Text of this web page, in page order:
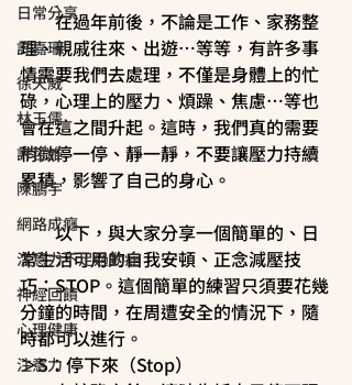
日常分享
許嘉珊
徐天威
林玉儒
許哲維
陳鵬宇
網路成癮
注意力不足過動症
神經回饋
心理健康
注意力
在過年前後，不論是工作、家務整
理、親戚往來、出遊…等等，有許多事
情需要我們去處理，不僅是身體上的忙
碌，心理上的壓力、煩躁、焦慮…等也
會在這之間升起。這時，我們真的需要
稍微停一停、靜一靜，不要讓壓力持續
累積，影響了自己的身心。
以下，與大家分享一個簡單的、日
常生活可用的自我安頓、正念減壓技
巧：STOP。這個簡單的練習只須要花幾
分鐘的時間，在周遭安全的情況下，隨
時都可以進行。
＞S：停下來（Stop）